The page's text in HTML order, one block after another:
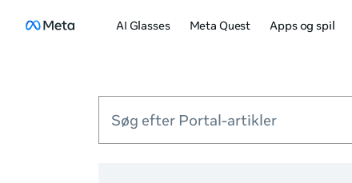
AI Glasses Meta Quest Apps og spil
Søg efter Portal-artikler